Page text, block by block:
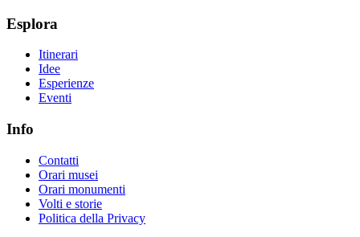
Esplora
Itinerari
Idee
Esperienze
Eventi
Info
Contatti
Orari musei
Orari monumenti
Volti e storie
Politica della Privacy